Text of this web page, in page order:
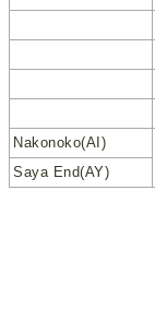
Nakonoko(AI)
Saya End(AY)